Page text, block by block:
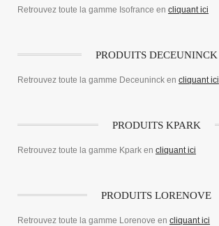
Retrouvez toute la gamme Isofrance en cliquant ici
PRODUITS DECEUNINCK
Retrouvez toute la gamme Deceuninck en cliquant ici
PRODUITS KPARK
Retrouvez toute la gamme Kpark en cliquant ici
PRODUITS LORENOVE
Retrouvez toute la gamme Lorenove en cliquant ici